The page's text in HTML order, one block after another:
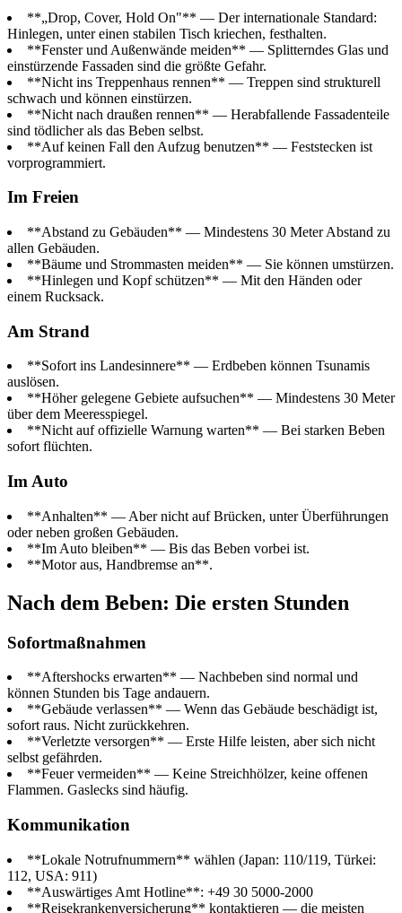
**„Drop, Cover, Hold On"** — Der internationale Standard:
Hinlegen, unter einen stabilen Tisch kriechen, festhalten.
**Fenster und Außenwände meiden** — Splitterndes Glas und
einstürzende Fassaden sind die größte Gefahr.
**Nicht ins Treppenhaus rennen** — Treppen sind strukturell
schwach und können einstürzen.
**Nicht nach draußen rennen** — Herabfallende Fassadenteile
sind tödlicher als das Beben selbst.
**Auf keinen Fall den Aufzug benutzen** — Feststecken ist
vorprogrammiert.
Im Freien
**Abstand zu Gebäuden** — Mindestens 30 Meter Abstand zu
allen Gebäuden.
**Bäume und Strommasten meiden** — Sie können umstürzen.
**Hinlegen und Kopf schützen** — Mit den Händen oder
einem Rucksack.
Am Strand
**Sofort ins Landesinnere** — Erdbeben können Tsunamis
auslösen.
**Höher gelegene Gebiete aufsuchen** — Mindestens 30 Meter
über dem Meeresspiegel.
**Nicht auf offizielle Warnung warten** — Bei starken Beben
sofort flüchten.
Im Auto
**Anhalten** — Aber nicht auf Brücken, unter Überführungen
oder neben großen Gebäuden.
**Im Auto bleiben** — Bis das Beben vorbei ist.
**Motor aus, Handbremse an**.
Nach dem Beben: Die ersten Stunden
Sofortmaßnahmen
**Aftershocks erwarten** — Nachbeben sind normal und
können Stunden bis Tage andauern.
**Gebäude verlassen** — Wenn das Gebäude beschädigt ist,
sofort raus. Nicht zurückkehren.
**Verletzte versorgen** — Erste Hilfe leisten, aber sich nicht
selbst gefährden.
**Feuer vermeiden** — Keine Streichhölzer, keine offenen
Flammen. Gaslecks sind häufig.
Kommunikation
**Lokale Notrufnummern** wählen (Japan: 110/119, Türkei:
112, USA: 911)
**Auswärtiges Amt Hotline**: +49 30 5000-2000
**Reisekrankenversicherung** kontaktieren — die meisten